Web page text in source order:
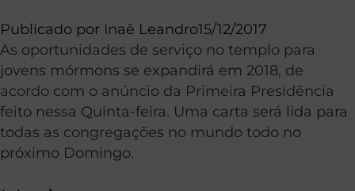
Publicado por Inaê Leandro15/12/2017
As oportunidades de serviço no templo para
jovens mórmons se expandirá em 2018, de
acordo com o anúncio da Primeira Presidência
feito nessa Quinta-feira. Uma carta será lida para
todas as congregações no mundo todo no
próximo Domingo.